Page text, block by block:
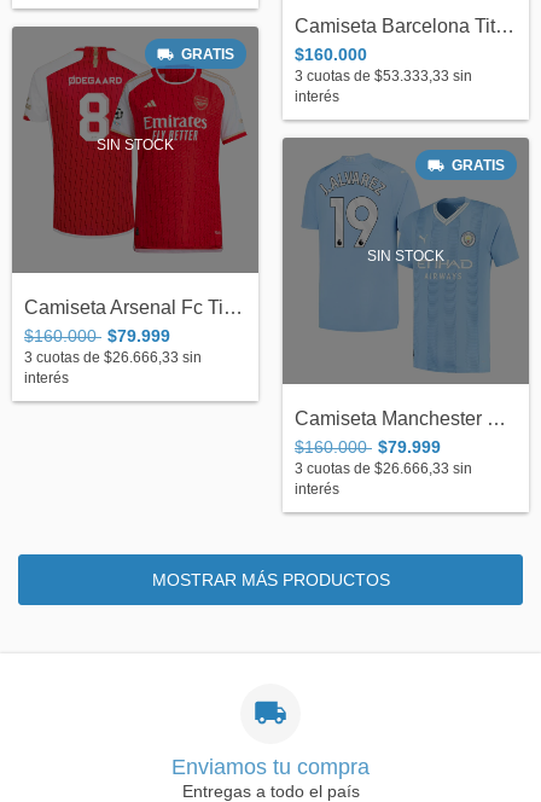
Camiseta Barcelona Titular Nike 2006 Fin...
$160.000
3 cuotas de $53.333,33 sin
interés
SIN STOCK
GRATIS
Camiseta Arsenal Fc Titular Authentic He...
$160.000 $79.999
3 cuotas de $26.666,33 sin
interés
SIN STOCK
GRATIS
Camiseta Manchester City Titular Authent...
$160.000 $79.999
3 cuotas de $26.666,33 sin
interés
MOSTRAR MÁS PRODUCTOS
Enviamos tu compra
Entregas a todo el país